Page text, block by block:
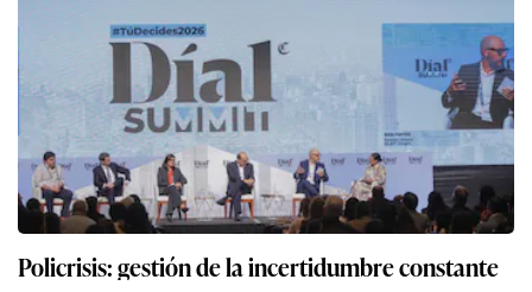
Policrisis: gestión de la incertidumbre constante